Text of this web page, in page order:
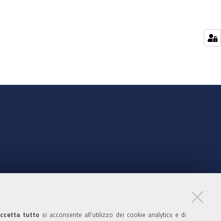
tutto si acconsente all’utilizzo dei cookie analytics e di